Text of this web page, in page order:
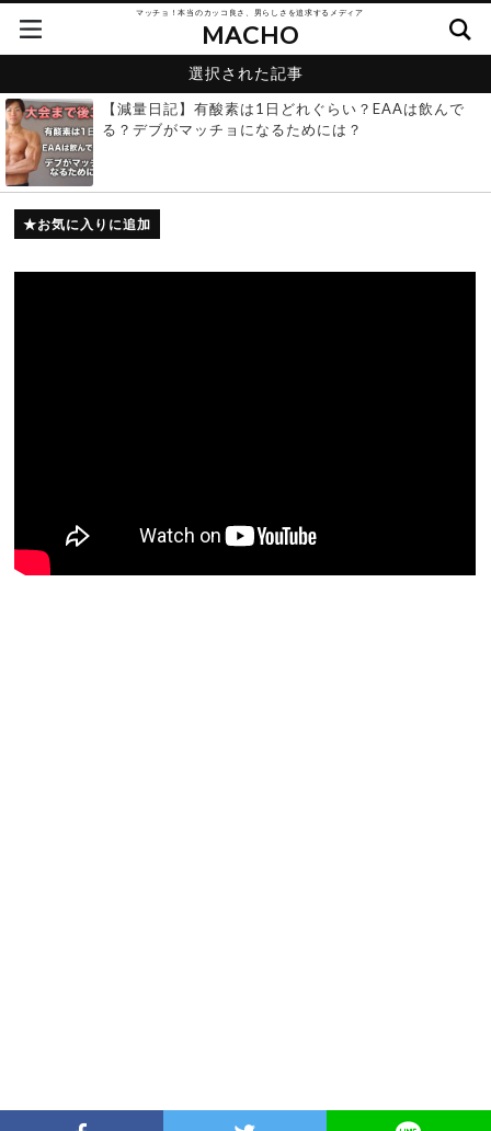
マッチョ！本当のカッコ良さ、男らしさを追求するメディア
MACHO
選択された記事
【減量日記】有酸素は1日どれぐらい？EAAは飲んで
る？デブがマッチョになるためには？
お気に入りに追加